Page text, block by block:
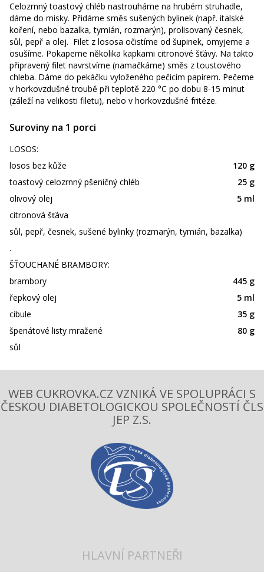
Celozrnný toastový chléb nastrouháme na hrubém struhadle,
dáme do misky. Přidáme směs sušených bylinek (např. italské
koření, nebo bazalka, tymián, rozmarýn), prolisovaný česnek,
sůl, pepř a olej. Filet z lososa očistíme od šupinek, omyjeme a
osušíme. Pokapeme několika kapkami citronové šťávy. Na takto
připravený filet navrstvíme (namačkáme) směs z toustového
chleba. Dáme do pekáčku vyloženého pečicím papírem. Pečeme
v horkovzdušné troubě při teplotě 220 °C po dobu 8-15 minut
(záleží na velikosti filetu), nebo v horkovzdušné fritéze.
Suroviny na 1 porci
LOSOS:
losos bez kůže
120 g
toastový celozrnný pšeničný chléb
25 g
olivový olej
5 ml
citronová šťáva
sůl, pepř, česnek, sušené bylinky (rozmarýn, tymián, bazalka)
.
ŠŤOUCHANÉ BRAMBORY:
brambory
445 g
řepkový olej
5 ml
cibule
35 g
špenátové listy mražené
80 g
sůl
WEB CUKROVKA.CZ VZNIKÁ VE SPOLUPRÁCI S
ČESKOU DIABETOLOGICKOU SPOLEČNOSTÍ ČLS
JEP Z.S.
HLAVNÍ PARTNEŘI